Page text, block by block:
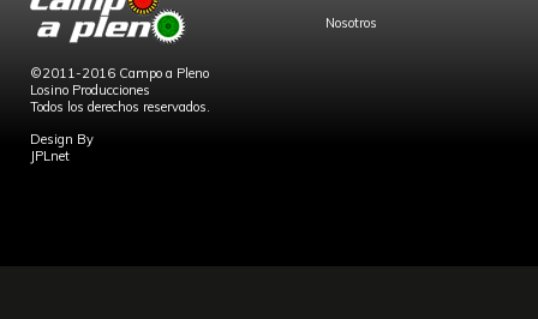
©2011-2016 Campo a Pleno
Losino Producciones
Todos los derechos reservados.
Design By
JPLnet
Nosotros